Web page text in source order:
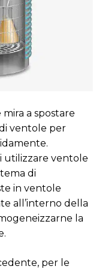
a spostare
di ventole per
utilizzare ventole
di
in ventole
all’interno della
la
per le